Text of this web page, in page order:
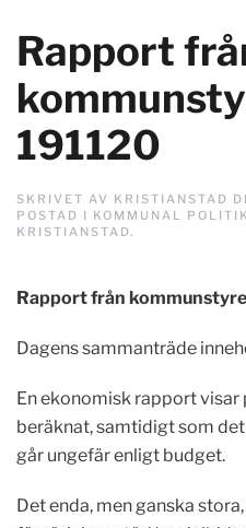
Rapport
191120
SKRIVET AV KRISTIANSTAD
POSTAD I KOMMUNAL POLITIK
KRISTIANSTAD.
Rapport från
Dagens sammanträde
En ekonomisk rapport
beräknat, samtidigt som
går ungefär enligt budget.
Det enda, men ganska